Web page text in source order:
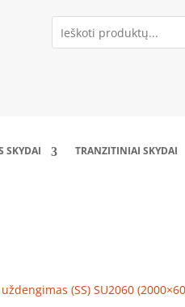
SKYDAI TRANZITINIAI SKYDAI
(SS) SU2060